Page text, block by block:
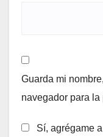
Guarda mi
navegador para la
Sí, agrégame